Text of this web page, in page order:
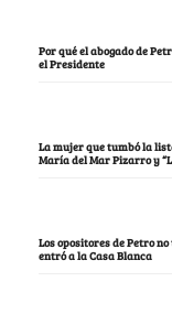
Por qué el abogado de
el Presidente
La mujer que tumbó la
María del Mar Pizarro y
Los opositores de Petro
entró a la Casa Blanca